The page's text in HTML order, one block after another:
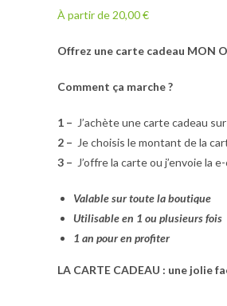
À partir de 20,00€
Offrez une carte cadeau MON
Comment ça marche ?
1 – J’achète une carte cadeau
2 – Je choisis le montant de la
3 – J’offre la carte ou j’envoie la
Valable sur toute la boutique
Utilisable en 1 ou plusieurs fois
1 an pour en profiter
LA CARTE CADEAU : une jolie